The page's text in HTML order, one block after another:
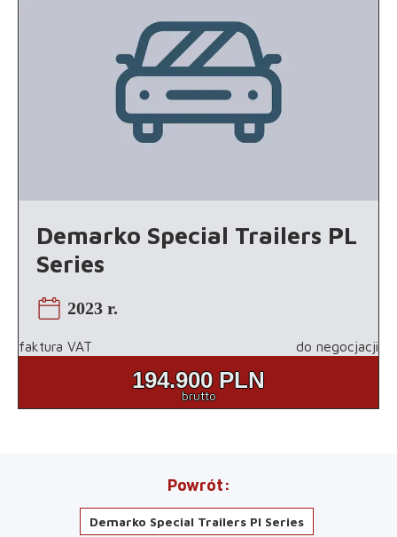
Demarko Special Trailers PL
Series
2023 r.
faktura VAT do negocjacji
194.900 PLN
brutto
Powrót
Demarko Special Trailers Pl Series